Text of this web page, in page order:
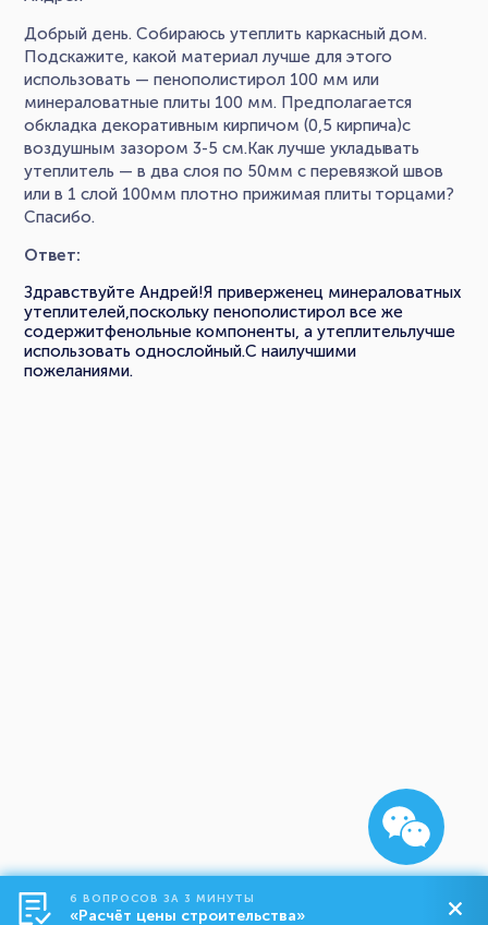
Добрый день. Собираюсь утеплить каркасный дом.
Подскажите, какой материал лучше для этого
использовать — пенополистирол 100 мм или
минераловатные плиты 100 мм. Предполагается
обкладка декоративным кирпичом (0,5 кирпича)с
воздушным зазором 3-5 см.Как лучше укладывать
утеплитель — в два слоя по 50мм с перевязкой швов
или в 1 слой 100мм плотно прижимая плиты торцами?
Спасибо.
Ответ:
Здравствуйте Андрей!Я приверженец минераловатных
утеплителей,поскольку пенополистирол все же
содержитфенольные компоненты, а утеплительлучше
использовать однослойный.С наилучшими
пожеланиями.
6 ВОПРОСОВ ЗА 3 МИНУТЫ
«Расчёт цены строительства»